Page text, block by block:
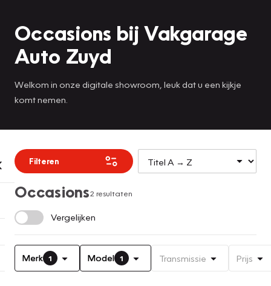
Occasions bij Vakgarage
Auto Zuyd
Welkom in onze digitale showroom, leuk dat u een kijkje
komt nemen.
Filteren
Occasions2 resultaten
Vergelijken
Merk 1 Model 1 Transmissie Prijs